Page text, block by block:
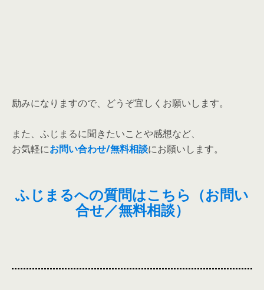
励みになりますので、どうぞ宜しくお願いします。
また、ふじまるに聞きたいことや感想など、
お気軽にお問い合わせ/無料相談にお願いします。
ふじまるへの質問はこちら（お問い
合せ／無料相談）